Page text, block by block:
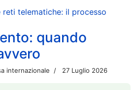
telematiche: il processo
quando
internazionale 27 Luglio 2026